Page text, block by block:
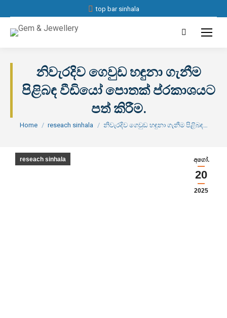
top bar sinhala
Search:
නිවැරදිව ගෙවුඩ හඳුනා ගැනීම
පිළිබඳ වීඩියෝ පොතක් ප්රකාශයට
පත් කිරීම.
You are here:
Home reseach sinhala නිවැරදිව ගෙවුඩ හඳුනා ගැනීම පිළිබඳ…
අගෝ.
20
2025
reseach sinhala
නිවැරදිව ගෙවුඩ හඳුනා